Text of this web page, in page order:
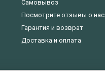
Самовывоз
Посмотрите отзывы о нас
Гарантия и возврат
Доставка и оплата